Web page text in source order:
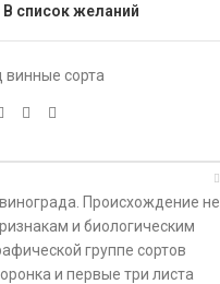
В список желаний
винные сорта
Происхождение не
и биологическим
группе сортов
и первые три листа